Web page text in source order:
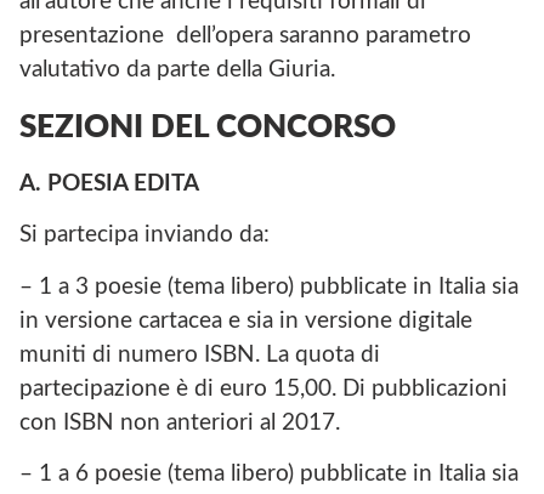
presentazione dell’opera saranno parametro
valutativo da parte della Giuria.
SEZIONI DEL CONCORSO
A. POESIA EDITA
Si partecipa inviando da:
– 1 a 3 poesie (tema libero) pubblicate in Italia sia
in versione cartacea e sia in versione digitale
muniti di numero ISBN. La quota di
partecipazione è di euro 15,00. Di pubblicazioni
con ISBN non anteriori al 2017.
– 1 a 6 poesie (tema libero) pubblicate in Italia sia